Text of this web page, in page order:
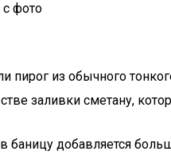
фото
пирог из обычного
заливки сметану,
баницу добавляется